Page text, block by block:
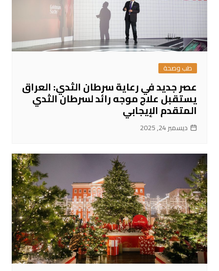
طب وصحة
عصر جديد في رعاية سرطان الثدي: العراق
يستقبل علاج موجه رائد لسرطان الثدي
المتقدم الإيجابي
ديسمبر 24, 2025